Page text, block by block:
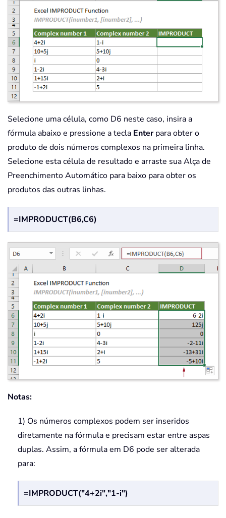
Selecione uma célula, como D6 neste caso, insira a
fórmula abaixo e pressione a tecla Enterpara obter o
produto de dois números complexos na primeira linha.
Selecione esta célula de resultado e arraste sua Alça de
Preenchimento Automático para baixo para obter os
produtos das outras linhas.
=IMPRODUCT(B6,C6)
Notas:
1) Os números complexos podem ser inseridos
diretamente na fórmula e precisam estar entre aspas
duplas. Assim, a fórmula em D6 pode ser alterada
para:
=IMPRODUCT("4+2i","1-i")